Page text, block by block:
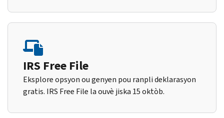
IRS Free File
Eksplore opsyon ou genyen pou ranpli deklarasyon
gratis. IRS Free File la ouvè jiska 15 oktòb.